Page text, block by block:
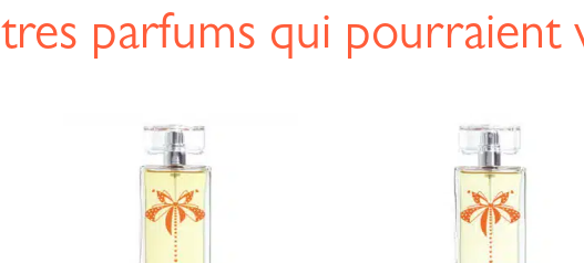
parfums qui pourraient